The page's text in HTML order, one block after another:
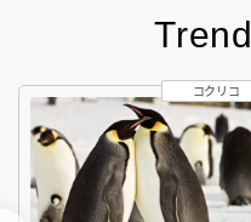
Trend
コクリコ